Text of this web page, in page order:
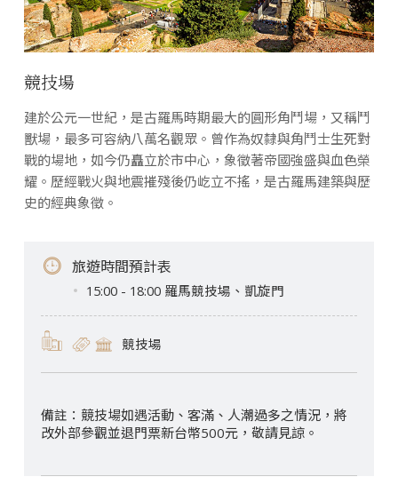
競技場
建於公元一世紀，是古羅馬時期最大的圓形角鬥場，又稱鬥
獸場，最多可容納八萬名觀眾。曾作為奴隸與角鬥士生死對
戰的場地，如今仍矗立於市中心，象徵著帝國強盛與血色榮
耀。歷經戰火與地震摧殘後仍屹立不搖，是古羅馬建築與歷
史的經典象徵。
旅遊時間預計表
15:00 - 18:00 羅馬競技場、凱旋門
競技場
競技場如遇活動、客滿、人潮過多之情況，將
改外部參觀並退門票新台幣500元，敬請見諒。